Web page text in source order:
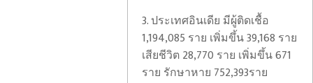
3. ประเทศอินเดีย มีผู้ติดเชื้อ
1,194,085 ราย เพิ่มขึ้น 39,168 ราย
เสียชีวิต 28,770 ราย เพิ่มขึ้น 671
ราย รักษาหาย 752,393ราย